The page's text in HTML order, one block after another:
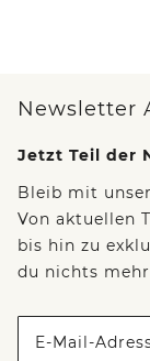
Newsletter
Jetzt Teil der
Bleib mit
Von aktuellen
bis hin zu
du nichts
E-Mail-